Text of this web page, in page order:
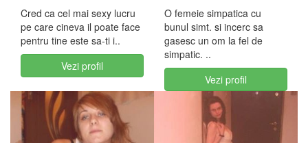
Cred ca cel mai sexy lucru
pe care cineva il poate face
pentru tine este sa-ti i..
Vezi profil
O femeie simpatica cu
bunul simt. si incerc sa
gasesc un om la fel de
simpatic. ..
Vezi profil